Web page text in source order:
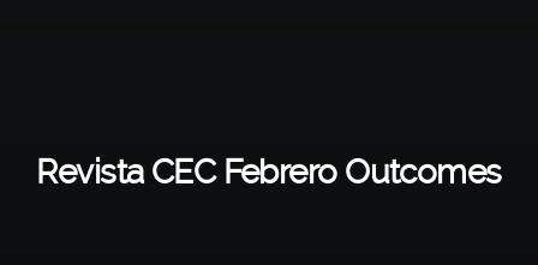
Revista CEC Febrero Outcomes